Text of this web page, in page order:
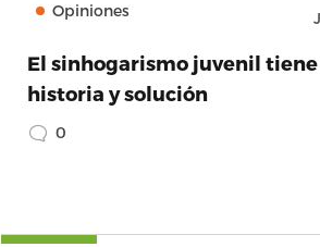
Opiniones
El sinhogarismo juvenil
historia y solución
0